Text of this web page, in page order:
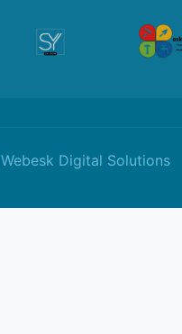
Webesk Digital Solutions